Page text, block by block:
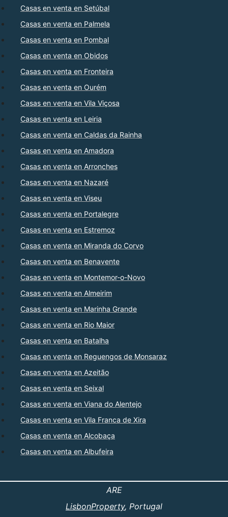
Casas en venta en Setúbal
Casas en venta en Palmela
Casas en venta en Pombal
Casas en venta en Obidos
Casas en venta en Fronteira
Casas en venta en Ourém
Casas en venta en Vila Viçosa
Casas en venta en Leiria
Casas en venta en Caldas da Rainha
Casas en venta en Amadora
Casas en venta en Arronches
Casas en venta en Nazaré
Casas en venta en Viseu
Casas en venta en Portalegre
Casas en venta en Estremoz
Casas en venta en Miranda do Corvo
Casas en venta en Benavente
Casas en venta en Montemor-o-Novo
Casas en venta en Almeirim
Casas en venta en Marinha Grande
Casas en venta en Rio Maior
Casas en venta en Batalha
Casas en venta en Reguengos de Monsaraz
Casas en venta en Azeitão
Casas en venta en Seixal
Casas en venta en Viana do Alentejo
Casas en venta en Vila Franca de Xira
Casas en venta en Alcobaça
Casas en venta en Albufeira
ARE
LisbonProperty, Portugal